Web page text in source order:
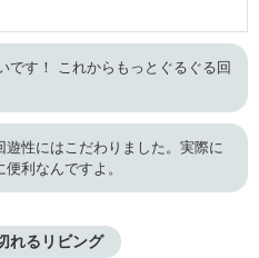
です！ これからもっとぐるぐる回
性にはこだわりました。実際に
利なんですよ。
れるリビング